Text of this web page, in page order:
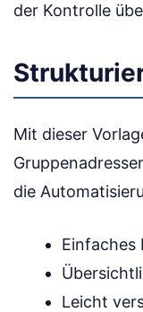
der Kontrolle
Mit dieser
die
Einfaches
Leicht